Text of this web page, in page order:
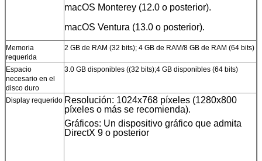
diseño, plantillas, controles de
diseño precisos.
Ventajas: flexibilidad de diseño,
opciones de salida profesionales,
interfaz fácil de usar.
macOS Monterey (12.0 o posterior).
macOS Ventura (13.0 o posterior).
Memoria
requerida
2 GB de RAM (32 bits); 4 GB de RAM/8 GB de RAM (64 bits)
Espacio
necesario en el
disco duro
3.0 GB disponibles ((32 bits);4 GB disponibles (64 bits)
Display requerido Resolución: 1024x768 píxeles (1280x800
píxeles o más se recomienda).
Gráficos: Un dispositivo gráfico que admita
DirectX 9 o posterior